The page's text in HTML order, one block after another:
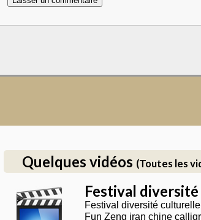
Quelques vidéos (Toutes les
Festival
Festival diversité